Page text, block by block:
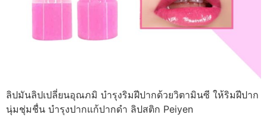
ลิปมันลิปเปลี่ยนอุณภมิ บำรุงริมฝีปากด้วยวิตามินซี ให้ริมฝีปาก
นุ่มชุ่มชื่น บำรุงปากแก้ปากดำ ลิปสติก Peiyen